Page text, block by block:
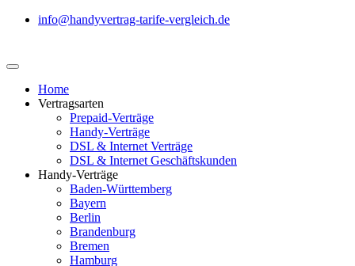
info@handyvertrag-tarife-vergleich.de
Home
Vertragsarten
Prepaid-Verträge
Handy-Verträge
DSL & Internet Verträge
DSL & Internet Geschäftskunden
Handy-Verträge
Baden-Württemberg
Bayern
Berlin
Brandenburg
Bremen
Hamburg